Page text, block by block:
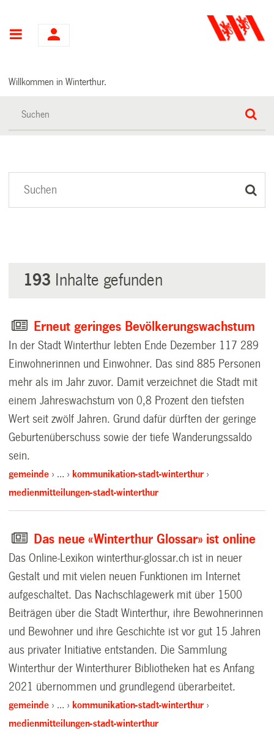
Hauptnavigation
Willkommen in Winterthur.
193 Inhalte gefunden
Erneut geringes Bevölkerungswachstum
In der Stadt Winterthur lebten Ende Dezember 117 289
Einwohnerinnen und Einwohner. Das sind 885 Personen
mehr als im Jahr zuvor. Damit verzeichnet die Stadt mit
einem Jahreswachstum von 0,8 Prozent den tiefsten
Wert seit zwölf Jahren. Grund dafür dürften der geringe
Geburtenüberschuss sowie der tiefe Wanderungssaldo
sein.
gemeinde …
kommunikation-stadt-winterthur
medienmitteilungen-stadt-winterthur
Das neue «Winterthur Glossar» ist online
Das Online-Lexikon winterthur-glossar.ch ist in neuer
Gestalt und mit vielen neuen Funktionen im Internet
aufgeschaltet. Das Nachschlagewerk mit über 1500
Beiträgen über die Stadt Winterthur, ihre Bewohnerinnen
und Bewohner und ihre Geschichte ist vor gut 15 Jahren
aus privater Initiative entstanden. Die Sammlung
Winterthur der Winterthurer Bibliotheken hat es Anfang
2021 übernommen und grundlegend überarbeitet.
gemeinde …
kommunikation-stadt-winterthur
medienmitteilungen-stadt-winterthur